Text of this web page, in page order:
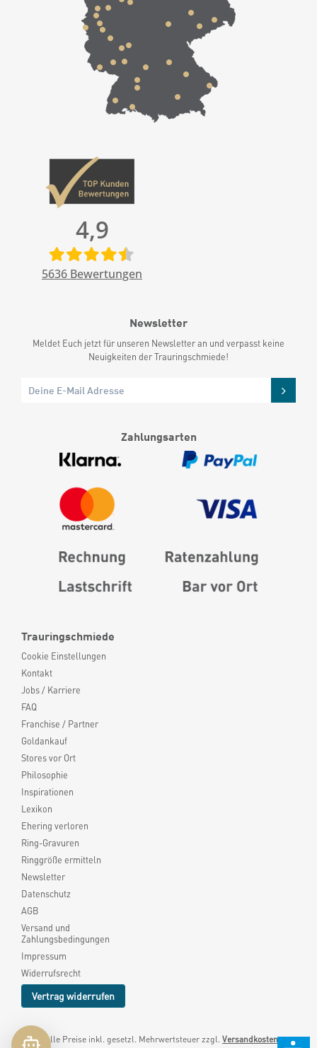
Trauringschmiede
Cookie Einstellungen
Kontakt
Jobs / Karriere
FAQ
Franchise / Partner
Goldankauf
Stores vor Ort
Philosophie
Inspirationen
Lexikon
Ehering verloren
Ring-Gravuren
Ringgröße ermitteln
Newsletter
Datenschutz
AGB
Versand und
Zahlungsbedingungen
Impressum
Widerrufsrecht
Vertrag widerrufen
4,9
5636 Bewertungen
Newsletter
Meldet Euch jetzt für unseren Newsletter an und verpasst keine
Neuigkeiten der Trauringschmiede!
Zahlungsarten
* Alle Preise inkl. gesetzl. Mehrwertsteuer zzgl. Versandkosten